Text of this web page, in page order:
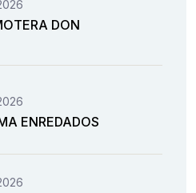
DON
ENREDADOS